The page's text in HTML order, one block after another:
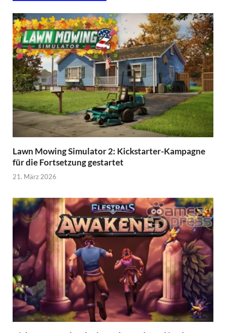
Lawn Mowing Simulator 2: Kickstarter-Kampagne
für die Fortsetzung gestartet
21. März 2026